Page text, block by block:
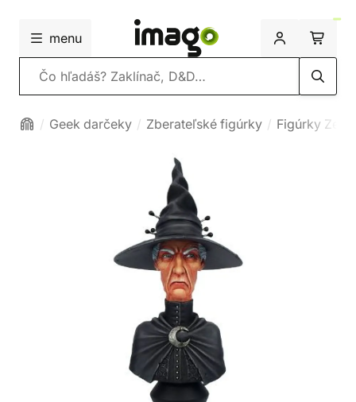
menu
Vyhľadávanie
Geek darčeky Zberateľské figúrky Figúrky